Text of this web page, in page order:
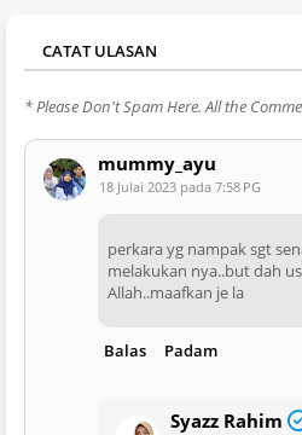
CATAT ULASAN
* Please Don't Spam Here. All the
mummy_ayu
18 Julai 2023 pada 7:58 PG
perkara yg nampak sgt
melakukan nya..but dah
Allah..maafkan je la
Balas Padam
Syazz Rahim